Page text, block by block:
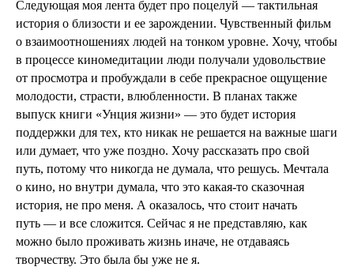
Следующая моя лента будет про поцелуй — тактильная
история о близости и ее зарождении. Чувственный фильм
о взаимоотношениях людей на тонком уровне. Хочу, чтобы
в процессе киномедитации люди получали удовольствие
от просмотра и пробуждали в себе прекрасное ощущение
молодости, страсти, влюбленности. В планах также
выпуск книги «Унция жизни» — это будет история
поддержки для тех, кто никак не решается на важные шаги
или думает, что уже поздно. Хочу рассказать про свой
путь, потому что никогда не думала, что решусь. Мечтала
о кино, но внутри думала, что это какая-то сказочная
история, не про меня. А оказалось, что стоит начать
путь — и все сложится. Сейчас я не представляю, как
можно было проживать жизнь иначе, не отдаваясь
творчеству. Это была бы уже не я.